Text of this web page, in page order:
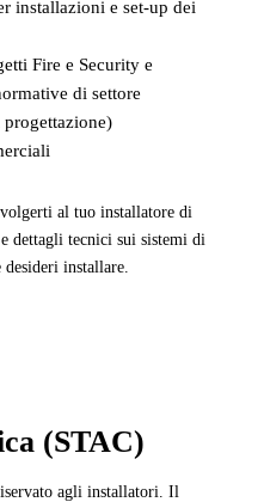
installazioni e set-up dei
Fire e Security e
di settore
al tuo installatore di
dettagli tecnici sui sistemi di
installare.
(STAC)
agli installatori. Il